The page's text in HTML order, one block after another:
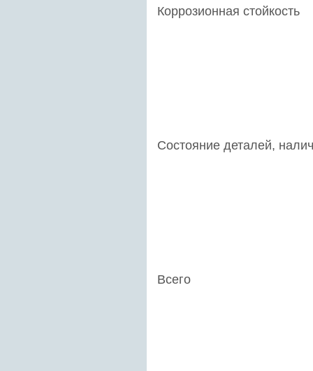
Коррозионная стойкость
Состояние деталей,
Всего